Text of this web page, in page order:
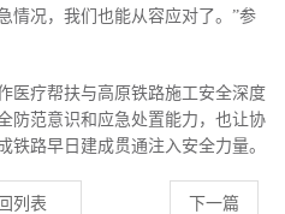
情况，我们也能从容应对了。”参
医疗帮扶与高原铁路施工安全深度
防范意识和应急处置能力，也让协
铁路早日建成贯通注入安全力量。
列表 下一篇